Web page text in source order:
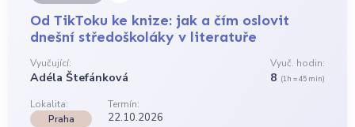
Od TikToku ke knize: jak a čím oslovit
dnešní středoškoláky v literatuře
Vyučující:
Adéla Štefánková
Vyuč. hodin:
8 (1h = 45 min)
Lokalita:
Termín:
Praha
22.10.2026